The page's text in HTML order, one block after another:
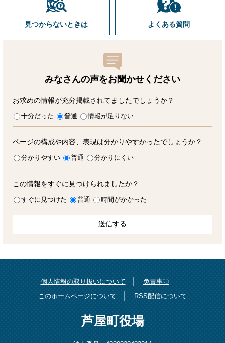
見つからないときは よくある質問
みなさんの声をお聞かせ ください
お求めの情報が充分掲載されてましたでしょうか？
十分だった 普通 情報が足りない
ページの構成や内容、表現は分かりやすかったでしょうか？
分かりやすい 普通 分かりにくい
この情報をすぐに見つけられましたか？
すぐに見つけた 普通 時間がかかった
個人情報の取り扱いについて
免責事項
このホームページについて
RSS配信について
芦屋町役場